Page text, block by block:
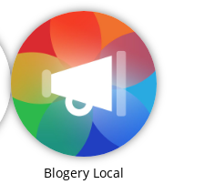
Blogery Local